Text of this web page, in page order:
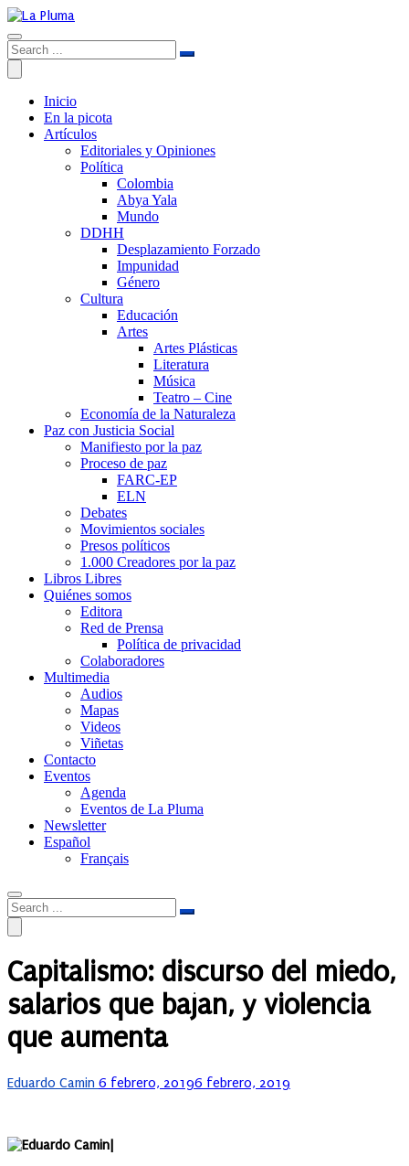
Inicio
En la picota
Artículos
Editoriales y Opiniones
Política
Colombia
Abya Yala
Mundo
DDHH
Desplazamiento Forzado
Impunidad
Género
Cultura
Educación
Artes
Artes Plásticas
Literatura
Música
Teatro – Cine
Economía de la Naturaleza
Paz con Justicia Social
Manifiesto por la paz
Proceso de paz
FARC-EP
ELN
Debates
Movimientos sociales
Presos políticos
1.000 Creadores por la paz
Libros Libres
Quiénes somos
Editora
Red de Prensa
Política de privacidad
Colaboradores
Multimedia
Audios
Mapas
Videos
Viñetas
Contacto
Eventos
Agenda
Eventos de La Pluma
Newsletter
Español
Français
Capitalismo: discurso del miedo,
salarios que bajan, y violencia
que aumenta
Eduardo Camin Posted
6 febrero, 20196 febrero, 2019
|